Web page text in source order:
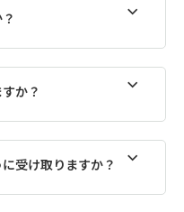
か？
受け取りますか？